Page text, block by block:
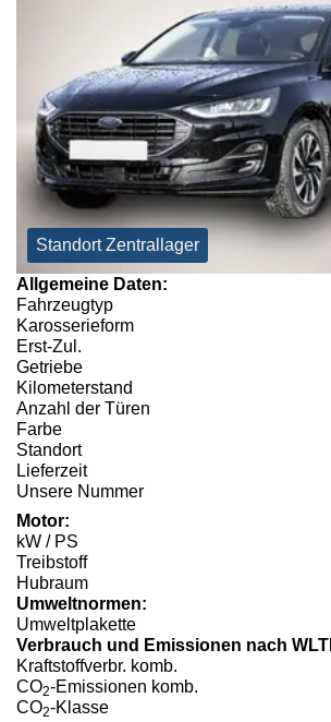
Standort Zentrallager
Allgemeine Daten:
Fahrzeugtyp
Karosserieform
Erst-Zul.
Getriebe
Kilometerstand
Anzahl der Türen
Farbe
Standort
Lieferzeit
Unsere Nummer
Motor:
kW / PS
Treibstoff
Hubraum
Umweltnormen:
Umweltplakette
Verbrauch und Emissionen nach
Kraftstoffverbr. komb.
CO2-Emissionen komb.
CO2-Klasse